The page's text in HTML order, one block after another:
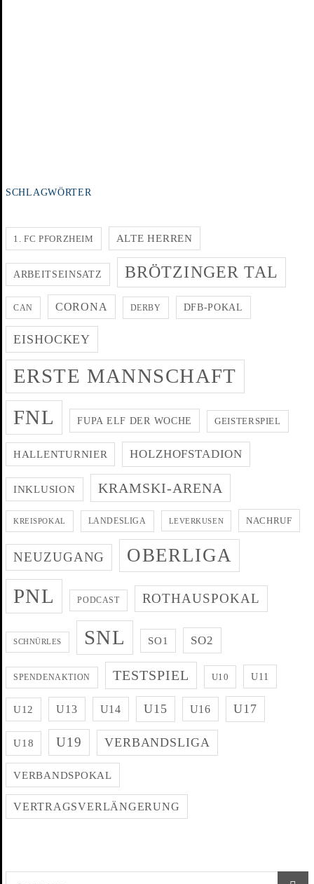
SCHLAGWÖRTER
1. FC PFORZHEIM ALTE HERREN
ARBEITSEINSATZ BRÖTZINGER TAL
CAN CORONA DERBY DFB-POKAL
EISHOCKEY
ERSTE MANNSCHAFT
FNL FUPA ELF DER WOCHE GEISTERSPIEL
HALLENTURNIER HOLZHOFSTADION
INKLUSION KRAMSKI-ARENA
KREISPOKAL LANDESLIGA LEVERKUSEN NACHRUF
NEUZUGANG OBERLIGA
PNL PODCAST ROTHAUSPOKAL
SCHNÜRLES SNL SO1 SO2
SPENDENAKTION TESTSPIEL U10 U11
U12 U13 U14 U15 U16 U17
U18 U19 VERBANDSLIGA
VERBANDSPOKAL
VERTRAGSVERLÄNGERUNG